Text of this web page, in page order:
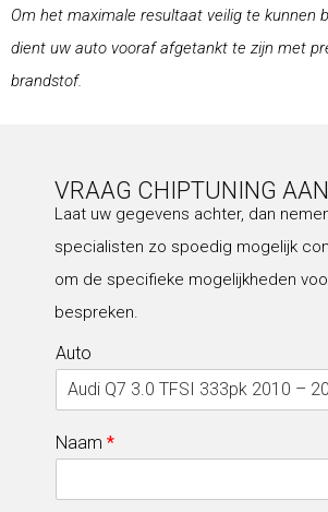
Om het maximale resultaat veilig te kunnen
dient uw auto vooraf afgetankt te zijn met
brandstof.
VRAAG CHIPTUNING AAN
Laat uw gegevens achter, dan
specialisten zo spoedig mogelijk
om de specifieke mogelijkheden
bespreken.
Auto
Naam *